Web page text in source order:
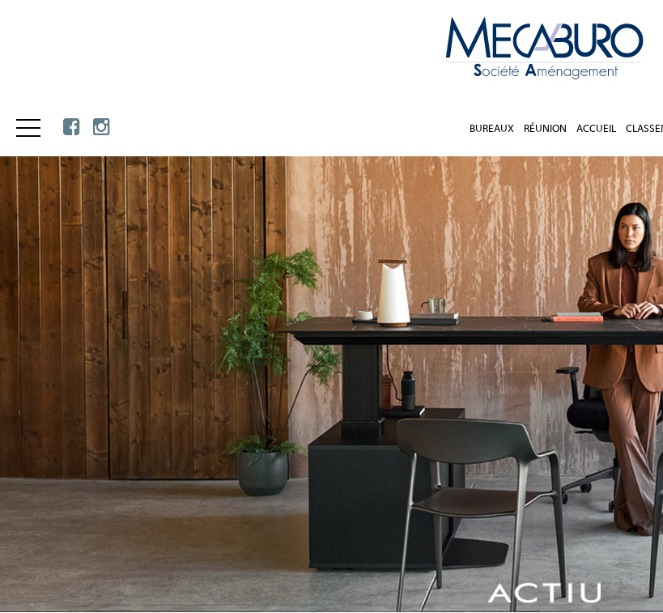
BUREAUX RÉUNION ACCUEIL